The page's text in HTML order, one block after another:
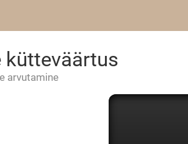
kütteväärtus
arvutamine